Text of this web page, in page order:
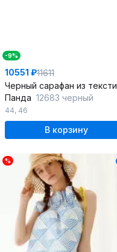
-9%
10551 ₽11611
Панда 12683 черный
44, 46
В корзину
%